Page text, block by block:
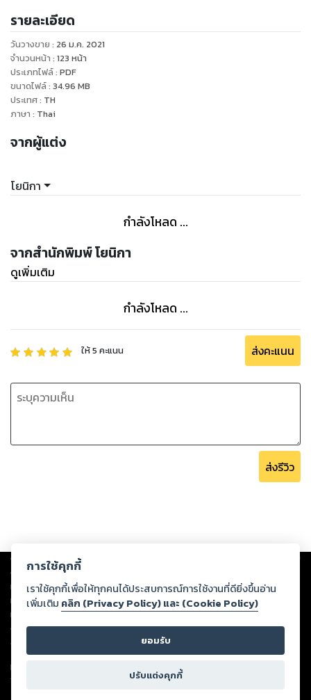
เมื่อน้ำมันใกล้ไฟ มีหรือไฟจะไม่ลุกท่วมห้อง ฝากอ้อยไว้กับปากช้าง
มีหรือช้างจะไม่งับเข้าไป…เนื้อเรื่องทั้งหมดจะสนุกแค่ไหนติดตาม
อ่านในเล่มได้เลยค่า
รายละเอียด
วันวางขาย : 26 ม.ค. 2021
จำนวนหน้า : 123 หน้า
ประเภทไฟล์: PDF
ขนาดไฟล์: 34.96 MB
ประเทศ: TH
ภาษา : Thai
จากผู้แต่ง
โยนิกา
กำลังโหลด ...
จากสำนักพิมพ์ โยนิกา
ดูเพิ่มเติม
กำลังโหลด ...
ให้5 คะแนน ส่งคะแนน
ส่งรีวิว
Copyright © 2026
ต่อผลงานหรือเนื้อหาใดที่อัปโหลดผ่านเว็บไซต์และปรากฏว่าละเมิดสิทธิใน
ทรัพย์สินทางปัญญาของบุคคลอื่นหรือขัดต่อกฎหมายและศีลธรรม ดังนั้น ผู้อ่าน
ทุกท่านโปรดใช้วิจารณญาณในการกลั่นกรองด้วยตนเอง และหากท่านพบว่าส่วน
หนึ่งส่วนใดขัดต่อกฎหมายและศีลธรรม กรุณาแจ้งมายังบริษัท เพื่อทีมงานจะได้
ดำเนินการในทันที ทั้งนี้ ทางสตอรี่ล็อกขอสงวนลิขสิทธิ์ตามพระราชบัญญัติ
ลิขสิทธิ์ พ.ศ. 2537 (ฉบับล่าสุด)
For support: member@ookbee.com
Version
การใช้คุกกี้
เราใช้คุกกี้เพื่อให้ทุกคนได้ประสบการณ์การใช้งานที่ดียิ่งขึ้นอ่าน
เพิ่มเติม คลิก (Privacy Policy) และ (Cookie Policy)
ยอมรับ
ปรับแต่งคุกกี้